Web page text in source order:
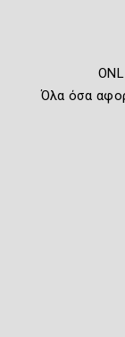
Όλα όσα